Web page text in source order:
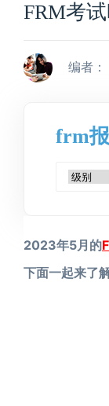
FRM考试
编者：
frm
2023年5月的
下面一起来了